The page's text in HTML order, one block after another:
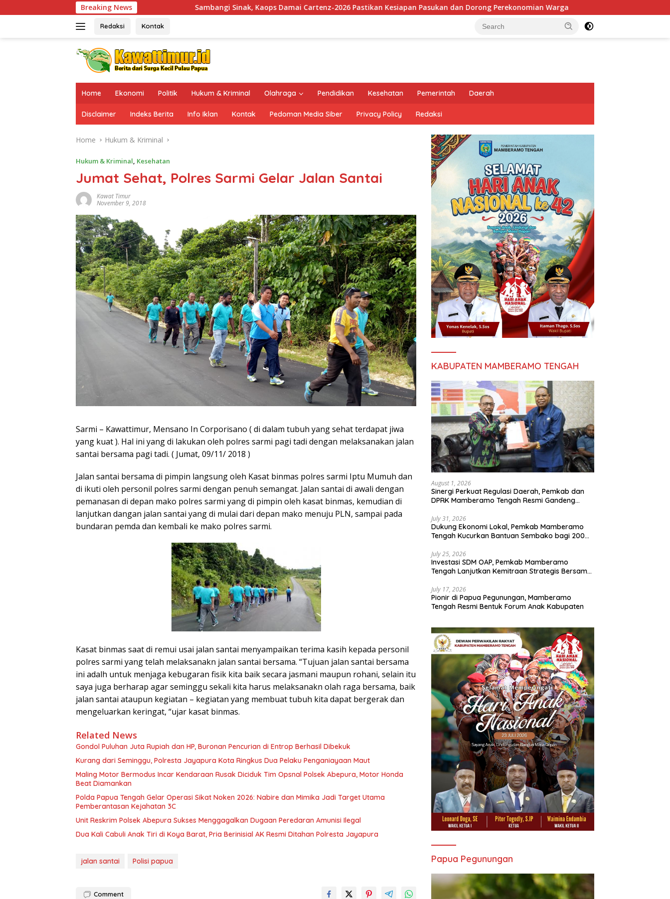
to
Breaking News
Sambangi Sinak, Kaops Damai Cartenz-2026 Pastikan Kesiapan Pasukan dan Dorong Perekonomian Warga Sentuhan Humanis di Puncak Jaya: Saat Satgas
Redaksi Kontak
Home Ekonomi Politik Hukum & Kriminal Olahraga Pendidikan Kesehatan Pemerintah Daerah
Disclaimer Indeks Berita Info Iklan Kontak Pedoman Media Siber Privacy Policy Redaksi
Home Hukum & Kriminal
Hukum & Kriminal, Kesehatan
Jumat Sehat, Polres Sarmi Gelar Jalan Santai
Kawat Timur
November 9, 2018
Sarmi – Kawattimur, Mensano In Corporisano ( di dalam tubuh yang sehat terdapat jiwa
yang kuat ). Hal ini yang di lakukan oleh polres sarmi pagi tadi dengan melaksanakan jalan
santai bersama pagi tadi. ( Jumat, 09/11/ 2018 )
Jalan santai bersama di pimpin langsung oleh Kasat binmas polres sarmi Iptu Mumuh dan
di ikuti oleh personil polres sarmi dengan penuh semangat. Jalan santai di awali dengan
pemanasan di depan mako polres sarmi yang di pimpin oleh kasat binmas, kemudian di
lanjutkan dangan jalan santai yang di mulai dari depan mako menuju PLN, sampai pada
bundaran pemda dan kembali ke mako polres sarmi.
Kasat binmas saat di remui usai jalan santai menyampaikan terima kasih kepada personil
polres sarmi yang telah melaksanakn jalan santai bersama. “Tujuan jalan santai bersama
ini adalh untuk menjaga kebugaran fisik kita baik secara jasmani maupun rohani, selain itu
saya juga berharap agar seminggu sekali kita harus melaksanakn olah raga bersama, baik
jalan santai ataupun kegiatan – kegiatan yang membuat tubuh kita dapat bergerak dan
mengeluarkan keringat, “ujar kasat binmas.
Related News
Gondol Puluhan Juta Rupiah dan HP, Buronan Pencurian di Entrop Berhasil Dibekuk
Kurang dari Seminggu, Polresta Jayapura Kota Ringkus Dua Pelaku Penganiayaan Maut
Maling Motor Bermodus Incar Kendaraan Rusak Diciduk Tim Opsnal Polsek Abepura, Motor Honda
Beat Diamankan
Polda Papua Tengah Gelar Operasi Sikat Noken 2026: Nabire dan Mimika Jadi Target Utama
Pemberantasan Kejahatan 3C
Unit Reskrim Polsek Abepura Sukses Menggagalkan Dugaan Peredaran Amunisi Ilegal
Dua Kali Cabuli Anak Tiri di Koya Barat, Pria Berinisial AK Resmi Ditahan Polresta Jayapura
jalan santai Polisi papua
Comment
KABUPATEN MAMBERAMO TENGAH
August 1, 2026
Sinergi Perkuat Regulasi Daerah, Pemkab dan
DPRK Mamberamo Tengah Resmi Gandeng
July 31, 2026
Dukung Ekonomi Lokal, Pemkab Mamberamo
Tengah Kucurkan Bantuan Sembako bagi 200
July 25, 2026
Investasi SDM OAP, Pemkab Mamberamo
Tengah Lanjutkan Kemitraan Strategis Bersama
July 17, 2026
Pionir di Papua Pegunungan, Mamberamo
Tengah Resmi Bentuk Forum Anak Kabupaten
Papua Pegunungan